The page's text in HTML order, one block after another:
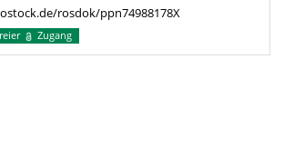
rosdok/ppn74988178X
Zugang